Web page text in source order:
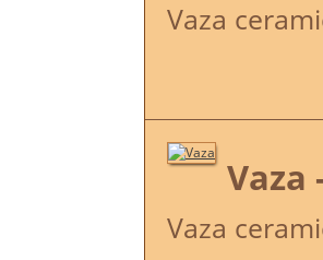
Vaza
Vaza
Vaza